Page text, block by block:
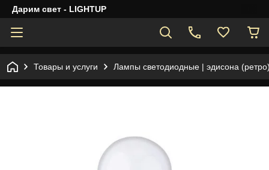
Дарим свет - LIGHTUP
Товары и услуги Лампы светодиодные | эдисона